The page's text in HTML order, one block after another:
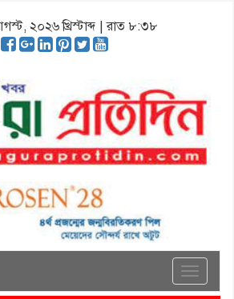
২০২৬ খ্রিস্টাব্দ | রাত ৮:৩৮
Toggle